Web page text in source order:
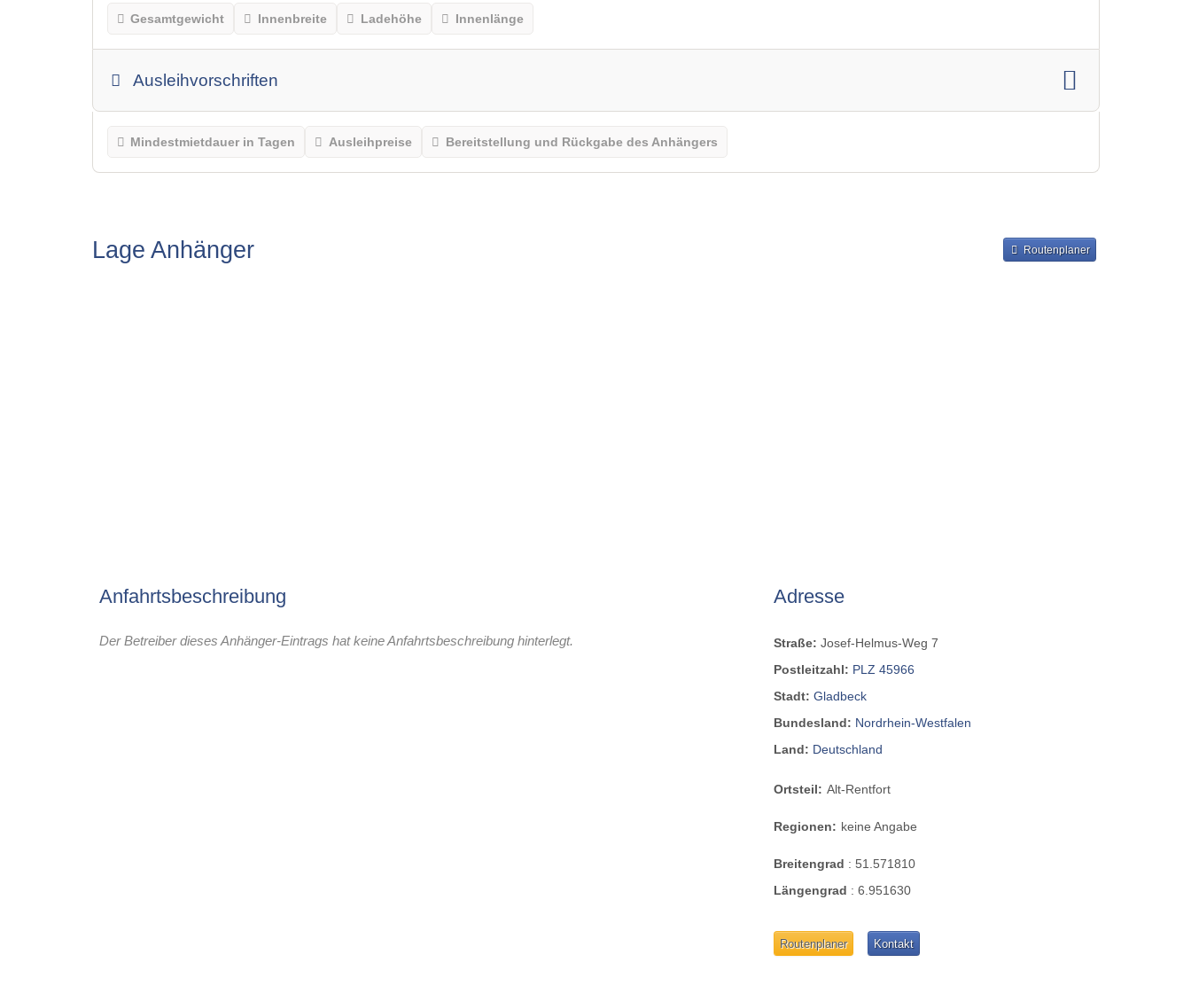
Gesamtgewicht Innenbreite Ladehöhe Innenlänge
Ausleihvorschriften
Mindestmietdauer in Tagen Ausleihpreise Bereitstellung und Rückgabe des Anhängers
Lage Anhänger Routenplaner
Anfahrtsbeschreibung
Der Betreiber dieses Anhänger-Eintrags hat keine Anfahrtsbeschreibung hinterlegt.
Adresse
Straße:Josef-Helmus-Weg 7
Postleitzahl: PLZ 45966
Stadt:Gladbeck
Bundesland: Nordrhein-Westfalen
Land: Deutschland
Ortsteil: Alt-Rentfort
Regionen: keine Angabe
Breitengrad :51.571810
Längengrad :6.951630
Routenplaner Kontakt